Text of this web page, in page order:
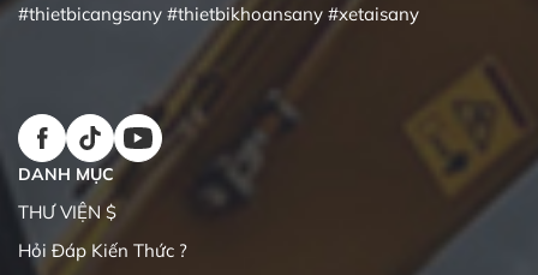
#thietbicangsany #thietbikhoansany #xetaisany
DANH MỤC
THƯ VIỆN $
Hỏi Đáp Kiến Thức ?